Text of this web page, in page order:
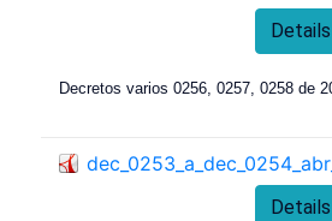
Details
Decretos varios 0256, 0257, 0258 de
Details